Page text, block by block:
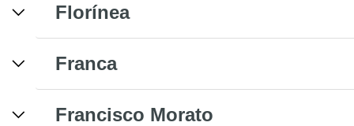
Florínea
Franca
Francisco Morato